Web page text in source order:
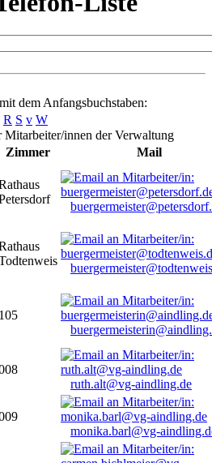
dem Anfangsbuchstaben:
R S v W
Mitarbeiter/innen der Verwaltung
Zimmer Mail
105
ruth.alt@vg-aindling.de
monika.barl@vg-